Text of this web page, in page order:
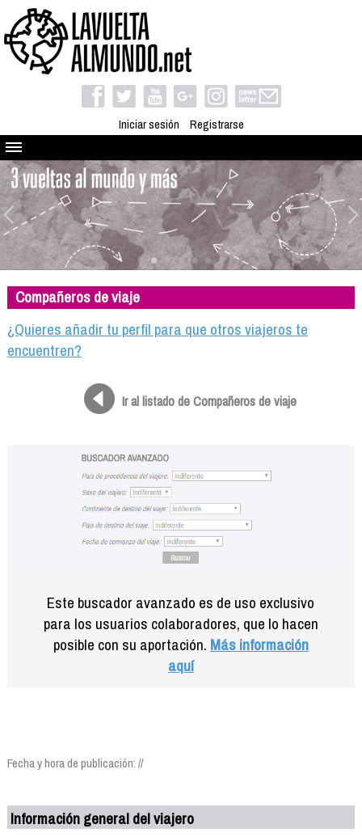
Iniciar sesión Registrarse
Quienes somos
El proyecto
Blog
Viaja con nosotros
Camino solidario
Libros
Compañeros de viaje
Compañeros de viaje
¿Quieres añadir tu perfil para que otros viajeros te
encuentren?
Ir al listado de Compañeros de viaje
Este buscador avanzado es de uso exclusivo
para los usuarios colaboradores, que lo hacen
posible con su aportación. Más información
aquí
Fecha y hora de publicación: //
Información general del viajero